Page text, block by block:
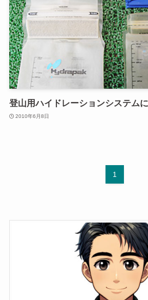
登山用ハイドレーションシステム
2010年6月8日
1